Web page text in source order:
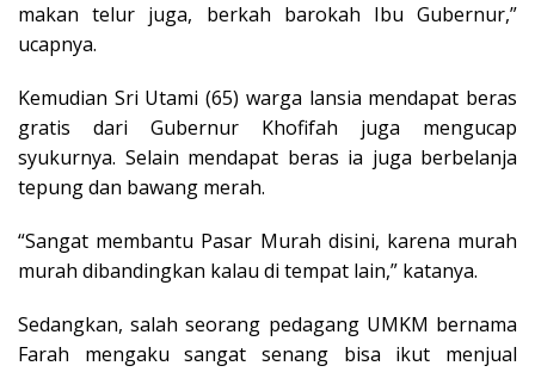
makan telur juga, berkah barokah Ibu Gubernur,”
ucapnya.
Kemudian Sri Utami (65) warga lansia mendapat beras
gratis dari Gubernur Khofifah juga mengucap
syukurnya. Selain mendapat beras ia juga berbelanja
tepung dan bawang merah.
“Sangat membantu Pasar Murah disini, karena murah
murah dibandingkan kalau di tempat lain,” katanya.
Sedangkan, salah seorang pedagang UMKM bernama
Farah mengaku sangat senang bisa ikut menjual